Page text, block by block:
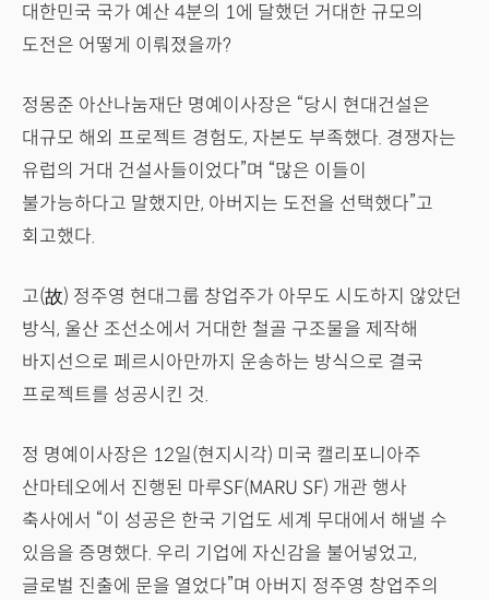
대한민국 국가 예산 4분의 1에 달했던 거대한 규모의
도전은 어떻게 이뤄졌을까?
정몽준 아산나눔재단 명예이사장은 “당시 현대건설은
대규모 해외 프로젝트 경험도, 자본도 부족했다. 경쟁자는
유럽의 거대 건설사들이었다”며 “많은 이들이
불가능하다고 말했지만, 아버지는 도전을 선택했다”고
회고했다.
고(故) 정주영 현대그룹 창업주가 아무도 시도하지 않았던
방식, 울산 조선소에서 거대한 철골 구조물을 제작해
바지선으로 페르시아만까지 운송하는 방식으로 결국
프로젝트를 성공시킨 것.
정 명예이사장은 12일(현지시각) 미국 캘리포니아주
산마테오에서 진행된 마루SF(MARU SF) 개관 행사
축사에서 “이 성공은 한국 기업도 세계 무대에서 해낼 수
있음을 증명했다. 우리 기업에 자신감을 불어넣었고,
글로벌 진출에 문을 열었다”며 아버지 정주영 창업주의